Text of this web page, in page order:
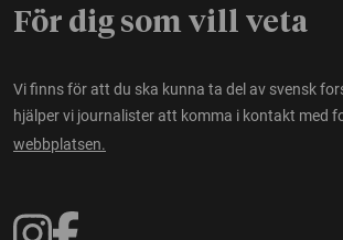
För dig som vill veta
Vi finns för att du ska kunna ta del av svensk
hjälper vi journalister att komma i kontakt med
webbplatsen.